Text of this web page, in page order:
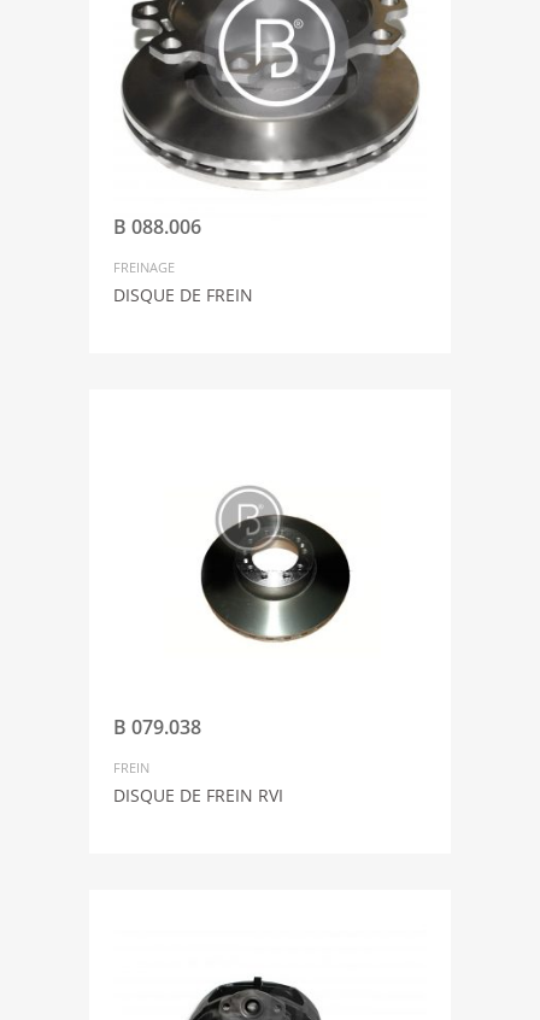
B 088.006
FREINAGE
DISQUE DE FREIN
B 079.038
FREIN
DISQUE DE FREIN RVI